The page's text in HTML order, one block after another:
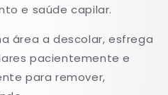
e saúde capilar.
área a descolar, esfrega
pacientemente e
para remover,